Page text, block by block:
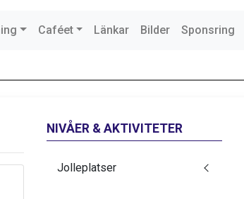
Caféet Länkar Bilder Sponsring
NIVÅER & AKTIVITETER
Jolleplatser